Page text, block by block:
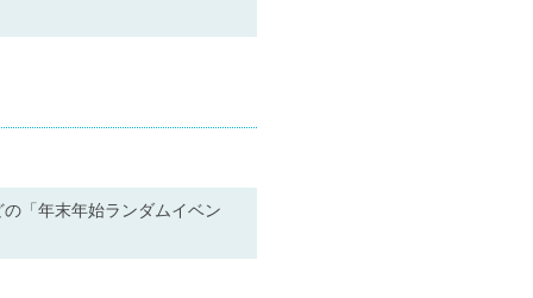
「年末年始ランダムイベン